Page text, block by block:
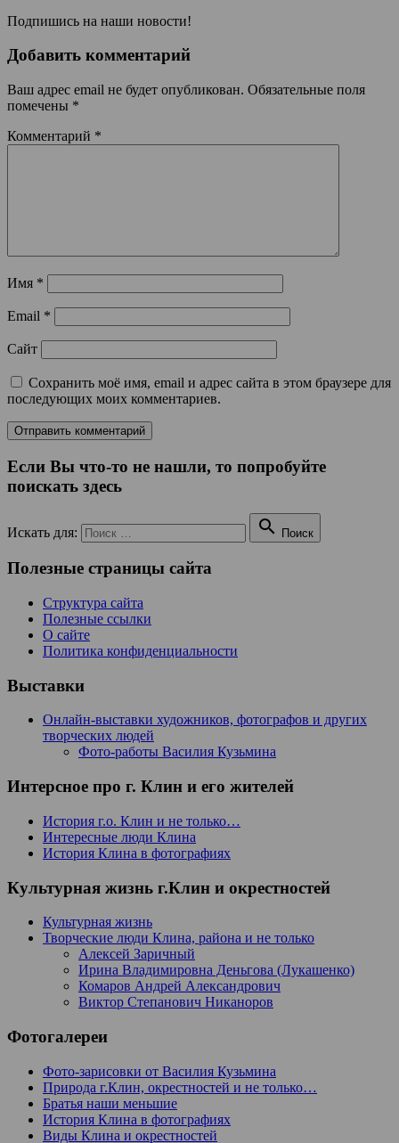
Подпишись на наши новости!
Добавить комментарий
Ваш адрес email не будет опубликован. Обязательные поля
помечены *
Комментарий *
Имя *
Email *
Сайт
Сохранить моё имя, email и адрес сайта в этом браузере для
последующих моих комментариев.
Если Вы что-то не нашли, то попробуйте
поискать здесь
Искать для:  Поиск
Полезные страницы сайта
Структура сайта
Полезные ссылки
О сайте
Политика конфиденциальности
Выставки
Онлайн-выставки художников, фотографов и других
творческих людей
Фото-работы Василия Кузьмина
Интерсное про г. Клин и его жителей
История г.о. Клин и не только…
Интересные люди Клина
История Клина в фотографиях
Культурная жизнь г.Клин и окрестностей
Культурная жизнь
Творческие люди Клина, района и не только
Алексей Заричный
Ирина Владимировна Деньгова (Лукашенко)
Комаров Андрей Александрович
Виктор Степанович Никаноров
Фотогалереи
Фото-зарисовки от Василия Кузьмина
Природа г.Клин, окрестностей и не только…
Братья наши меньшие
История Клина в фотографиях
Виды Клина и окрестностей